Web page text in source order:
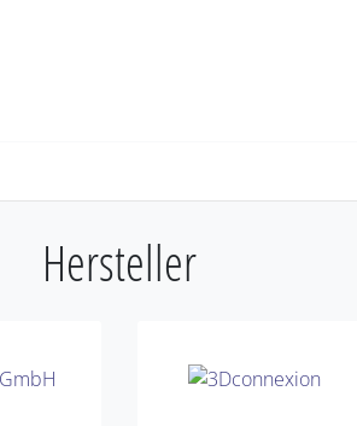
Previous
Hersteller